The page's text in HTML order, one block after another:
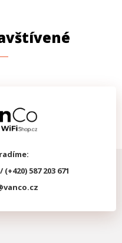
(+420) 587 203 671